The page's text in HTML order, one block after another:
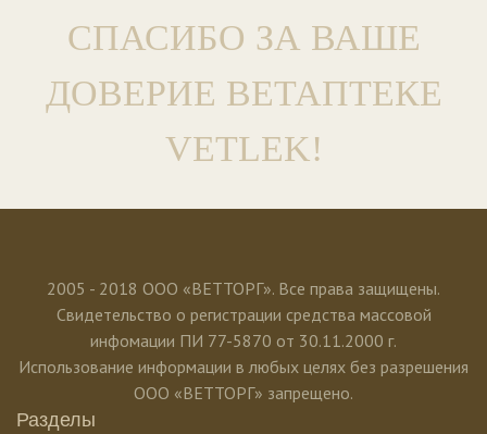
СПАСИБО ЗА ВАШЕ
ДОВЕРИЕ ВЕТАПТЕКЕ
VETLEK!
2005 - 2018 ООО «ВЕТТОРГ». Все права защищены.
Свидетельство о регистрации средства массовой
инфомации ПИ 77-5870 от 30.11.2000 г.
Использование информации в любых целях без разрешения
ООО «ВЕТТОРГ» запрещено.
Разделы